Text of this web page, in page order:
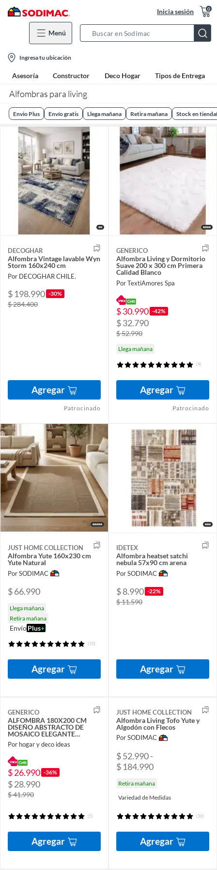
Inicia sesión 0
Menú
Bar
location-
icon
Ingresa tu ubicación
Asesoría Constructor Deco Hogar Tipos de Entrega
Alfombras para living
Envio Plus Envío gratis Llega mañana Retira mañana Stock en tienda
DECOGHAR
Alfombra Vintage lavable Wyn
Storm 160x240 cm
Por DECOGHAR CHILE.
$ 198.990 -30%
$ 284.400
Agregar
Patrocinado
GENERICO
Alfombra Living y Dormitorio
Suave 200 x 300 cm Primera
Calidad Blanco
Por TextiAmores Spa
$ 30.990 -42%
$ 32.790
$ 52.990
Llega mañana
(9)
Agregar
Patrocinado
JUST HOME COLLECTION
Alfombra Yute 160x230 cm
Yute Natural
Por SODIMAC
$ 66.990
Llega mañana
Retira mañana
EnvíoPlus+
(15)
Agregar
IDETEX
Alfombra heatset satchi
nebula 57x90 cm arena
Por SODIMAC
$ 8.990 -22%
$ 11.590
Agregar
GENERICO
ALFOMBRA 180X200 CM
DISEÑO ABSTRACTO DE
MOSAICO ELEGANTE
MODERNA DECORATIVA
DCOIDEA
Por hogar y deco ideas
$ 26.990 -36%
$ 28.990
$ 41.990
(5)
Agregar
JUST HOME COLLECTION
Alfombra Living Tofo Yute y
Algodón con Flecos
Por SODIMAC
$ 52.990 -
$ 184.990
Retira mañana
Variedad de Medidas
(36)
Agregar